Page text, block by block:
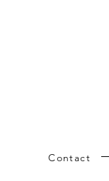
Contact